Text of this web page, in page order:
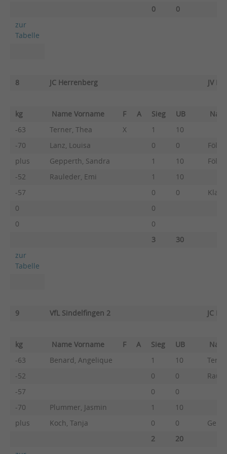
0
0
zur
Tabelle
8 JC Herrenberg JV
kg Name Vorname F A Sieg UB
-63
Terner, Thea X 1
10
-70
Lanz, Louisa 0 0
plus
Gepperth, Sandra 1 10
-52
Rauleder, Emi 1
10
-57
0 0
0
0
0
0
3
30
zur
Tabelle
9 VfL Sindelfingen 2 JC
kg Name Vorname F A Sieg UB
-63
Benard, Angelique 1 10
-52
0 0
-57
0
0
-70
Plummer, Jasmin 1
10
plus
Koch, Tanja 0 0
2
20